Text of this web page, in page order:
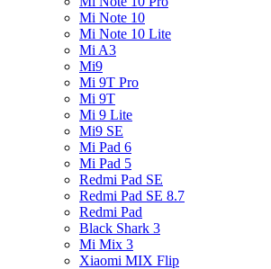
Mi Note 10
Mi Note 10 Lite
Mi A3
Mi9
Mi 9T Pro
Mi 9T
Mi 9 Lite
Mi9 SE
Mi Pad 6
Mi Pad 5
Redmi Pad SE
Redmi Pad SE 8.7
Redmi Pad
Black Shark 3
Mi Mix 3
Xiaomi MIX Flip